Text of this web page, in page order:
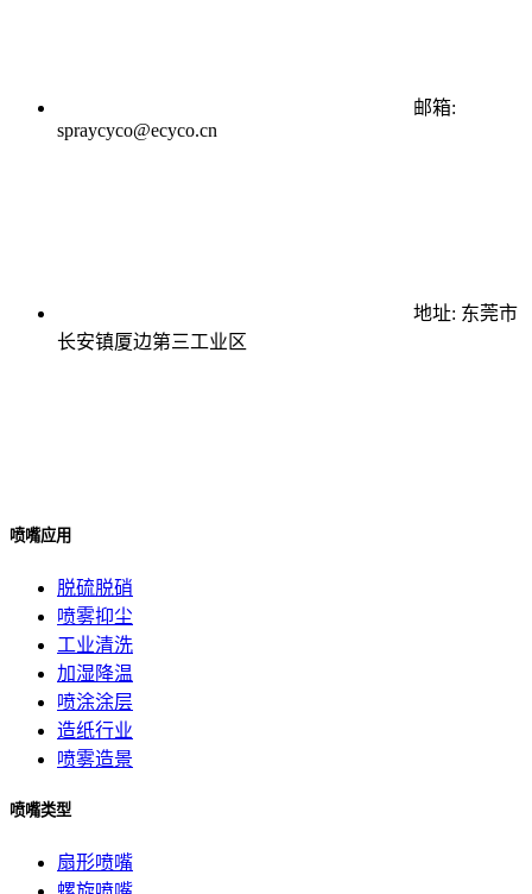
邮箱:
spraycyco@ecyco.cn
地址: 东莞市
长安镇厦边第三工业区
喷嘴应用
脱硫脱硝
喷雾抑尘
工业清洗
加湿降温
喷涂涂层
造纸行业
喷雾造景
喷嘴类型
扇形喷嘴